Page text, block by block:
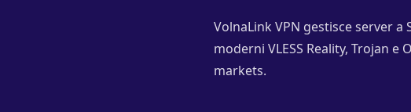
VolnaLink VPN gestisce server
moderni VLESS Reality, Trojan
markets.